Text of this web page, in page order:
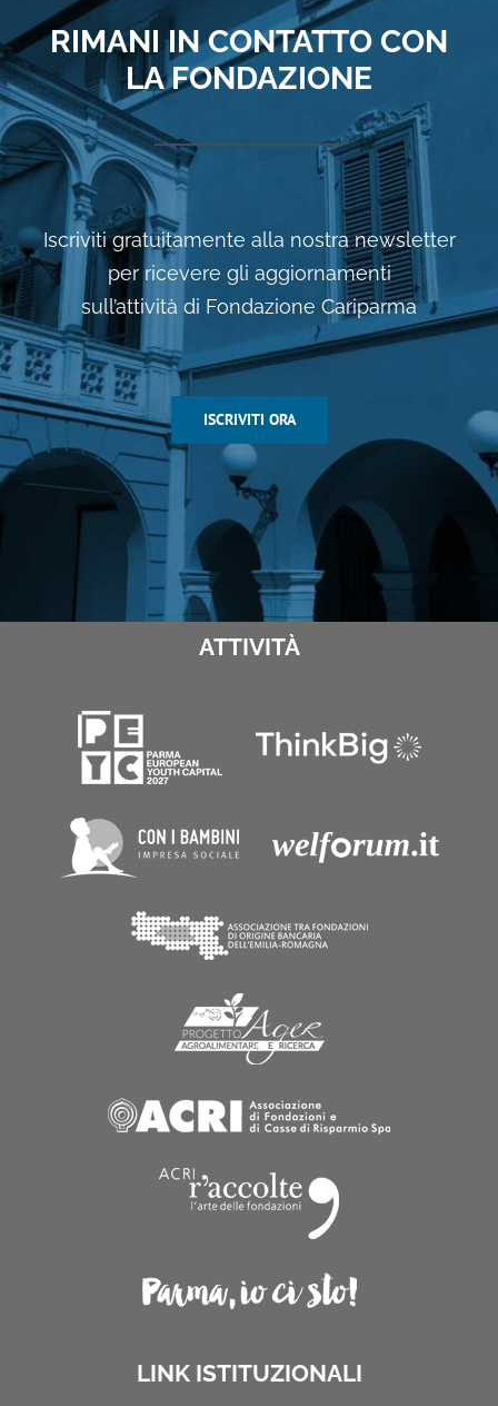
RIMANI IN CONTATTO CON
LA FONDAZIONE
Iscriviti gratuitamente alla nostra newsletter
per ricevere gli aggiornamenti
sull’attività di Fondazione Cariparma
ISCRIVITI ORA
ATTIVITÀ
LINK ISTITUZIONALI